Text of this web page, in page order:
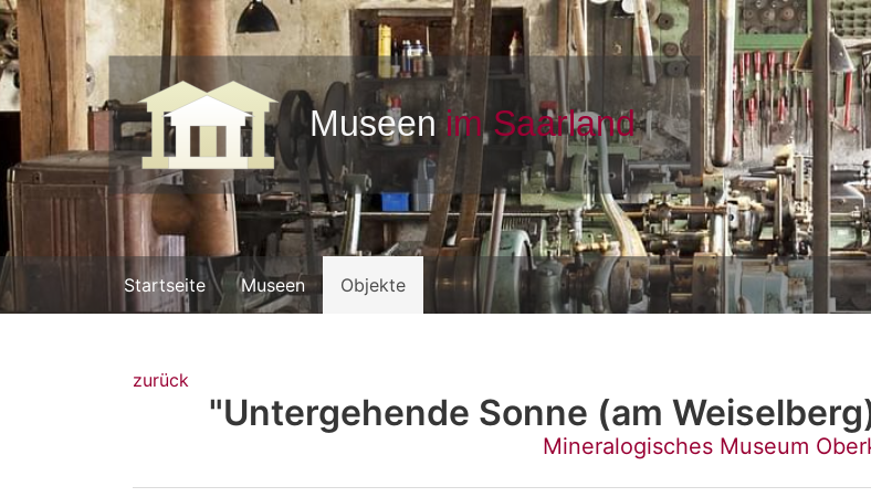
Startseite Museen Objekte
zurück
"Untergehende Sonne (am
Mineralogisches Museum